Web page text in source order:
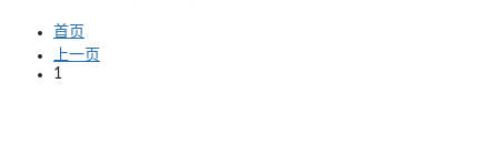
首页
上一页
1